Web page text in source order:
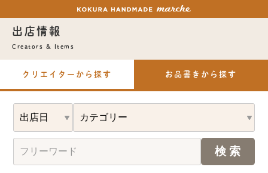
出店情報
Creators & Items
クリエイターから探す お品書きから探す